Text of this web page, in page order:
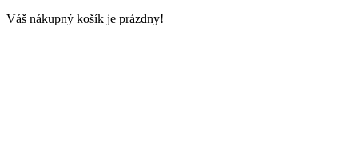
Váš nákupný košík je prázdny!